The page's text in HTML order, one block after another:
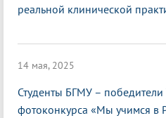
реальной клинической
14 мая, 2025
Студенты БГМУ –
фотоконкурса «Мы учимся в